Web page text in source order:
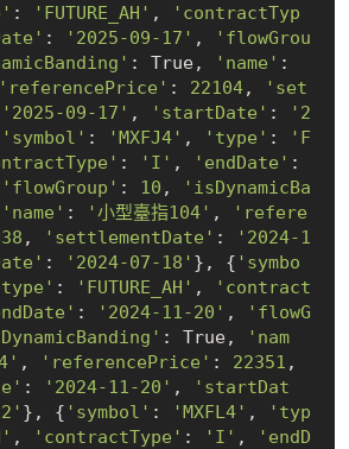
: 'FUTURE_AH' ,
'contractTyp
: '2025-09-17' ,
'flowGrou
: True, 'name'
'referencePrice' : 22104,
'set
'2025-09-17' , 'startDate' :
'2
'symbol' : 'MXFJ4' , 'type' :
'F
: 'I' , 'endDate'
'flowGroup' : 10 ,
'isDynamicBa
'name' : '小型臺指104' ,
'refere
, 'settlementDate' :
'2024-1
: '2024-07-18' }, { 'symbo
: 'FUTURE_AH' ,
'contract
: '2024-11-20' ,
'flowG
: True,
'nam
, 'referencePrice' : 22351
: '2024-11-20' ,
'startDat
}, { 'symbol' : 'MXFL4' ,
'typ
, 'contractType' : 'I' ,
'endD